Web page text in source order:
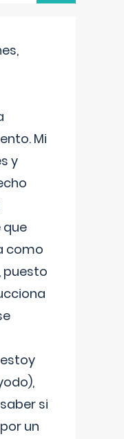
Mi
y
que
como
puesto
si
un